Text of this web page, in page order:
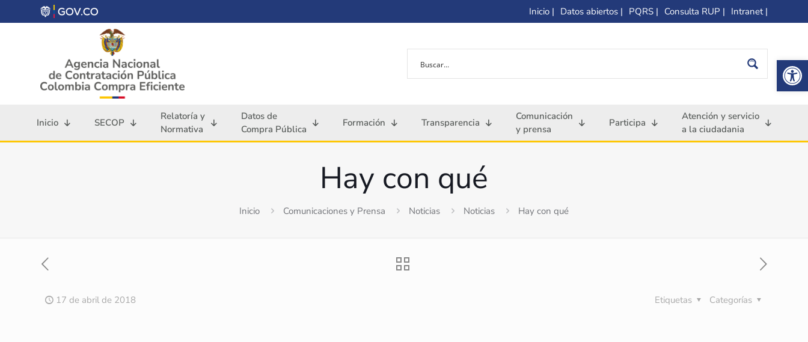
Inicio | Datos abiertos | PQRS | Consulta RUP | Intranet |
Inicio SECOP
Relatoría y
Normativa
Datos de
Compra Pública
Formación Transparencia
Comunicación
y prensa
Participa
Atención y servicio
a la ciudadania
Hay con qué
Inicio Comunicaciones y Prensa Noticias Noticias Hay con qué
17 de abril de 2018 Categorías
Etiquetas